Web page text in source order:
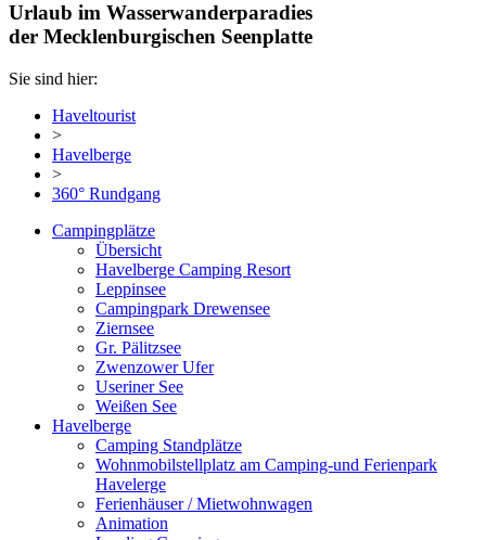
Urlaub im Wasserwanderparadies
der Mecklenburgischen Seenplatte
Sie sind hier:
Haveltourist
>
Havelberge
>
360° Rundgang
Campingplätze
Übersicht
Havelberge Camping Resort
Leppinsee
Campingpark Drewensee
Ziernsee
Gr. Pälitzsee
Zwenzower Ufer
Useriner See
Weißen See
Havelberge
Camping Standplätze
Wohnmobilstellplatz am Camping-und Ferienpark
Havelerge
Ferienhäuser / Mietwohnwagen
Animation